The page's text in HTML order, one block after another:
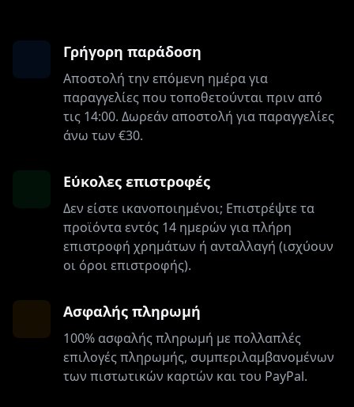
Γρήγορη παράδοση
Αποστολή την επόμενη ημέρα για
παραγγελίες που τοποθετούνται πριν από
τις 14:00. Δωρεάν αποστολή για παραγγελίες
άνω των €30.
Εύκολες επιστροφές
Δεν είστε ικανοποιημένοι; Επιστρέψτε τα
προϊόντα εντός 14 ημερών για πλήρη
επιστροφή χρημάτων ή ανταλλαγή (ισχύουν
οι όροι επιστροφής).
Ασφαλής πληρωμή
100% ασφαλής πληρωμή με πολλαπλές
επιλογές πληρωμής, συμπεριλαμβανομένων
των πιστωτικών καρτών και του PayPal.